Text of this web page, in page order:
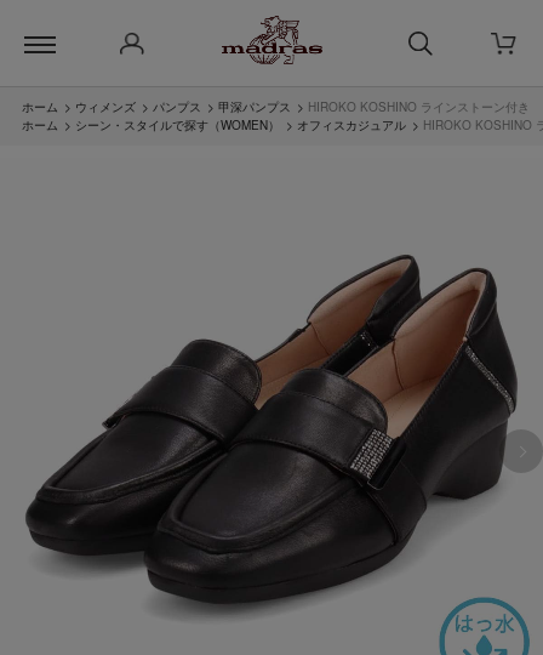
ホーム > ウィメンズ > パンプス > 甲深パンプス > HIROKO KOSHINO ラインストーン付
ホーム > シーン・スタイルで探す（WOMEN） > オフィスカジュアル > HIROKO KOSHINO